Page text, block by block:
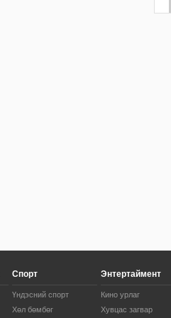
Спорт
Үндэсний спорт
Хөл бөмбөг
Энтертаймент
Кино урлаг
Хувцас загвар